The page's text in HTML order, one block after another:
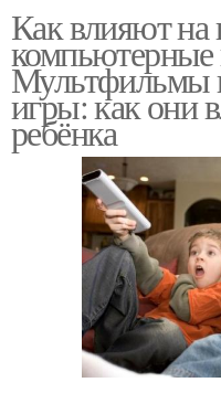
Как влияют на
Мультфильмы
игры: как они
ребёнка